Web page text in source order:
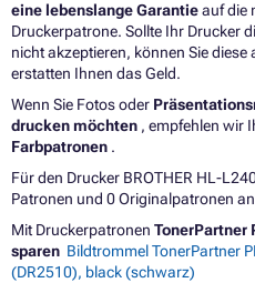
eine lebenslange Garantieauf die
Druckerpatrone. Sollte Ihr Drucker
nicht akzeptieren, können Sie
erstatten Ihnen das Geld.
Wenn Sie Fotos oder
drucken möchten , empfehlen wir
Farbpatronen .
Für den Drucker BROTHER HL-
Patronen und 0 Originalpatronen
Mit Druckerpatronen TonerPartner
sparen Bildtrommel TonerPartner
(DR2510), black (schwarz)